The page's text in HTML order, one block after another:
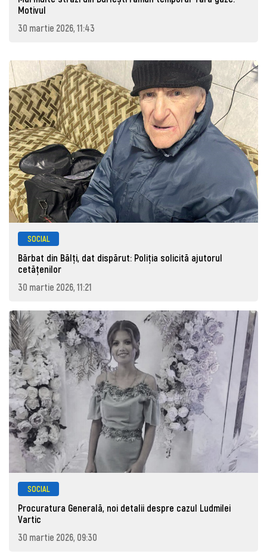
Motivul
30 martie 2026, 11:43
SOCIAL
Bărbat din Bălți, dat dispărut: Poliţia solicită ajutorul
cetăţenilor
30 martie 2026, 11:21
SOCIAL
Procuratura Generală, noi detalii despre cazul Ludmilei
Vartic
30 martie 2026, 09:30